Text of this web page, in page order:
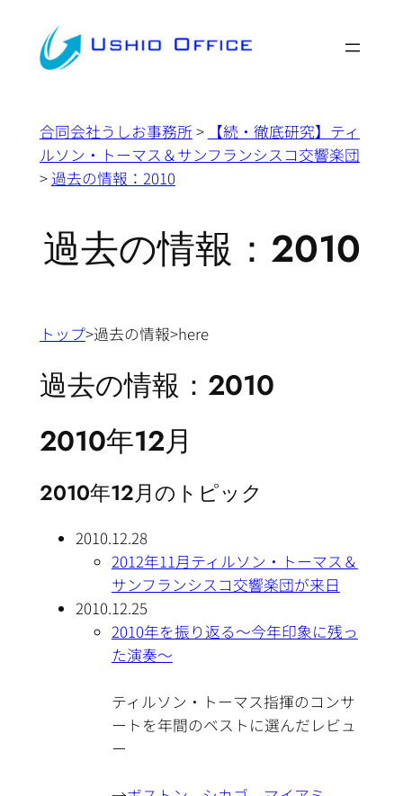
合同会社うしお事務所 >
【続・徹底研究】ティ
ルソン・トーマス＆サンフランシスコ交響楽団
> 過去の情報：2010
過去の情報：2010
トップ>過去の情報>here
過去の情報：2010
2010年12月
2010年12月のトピック
2010.12.28
2012年11月ティルソン・トーマス＆
サンフランシスコ交響楽団が来日
2010.12.25
2010年を振り返る～今年印象に残っ
た演奏～
ティルソン・トーマス指揮のコンサ
ートを年間のベストに選んだレビュ
ー